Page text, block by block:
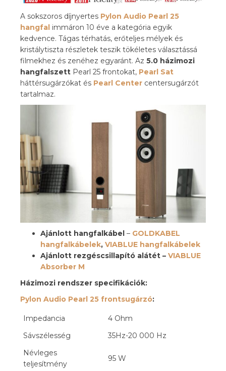
A sokszoros díjnyertes Pylon Audio Pearl 25
hangfal immáron 10 éve a kategória egyik
kedvence. Tágas térhatás, erőteljes mélyek és
kristálytiszta részletek teszik tökéletes választássá
filmekhez és zenéhez egyaránt. Az 5.0 házimozi
hangfalszett Pearl 25 frontokat, Pearl Sat
háttérsugárzókat és Pearl Center centersugárzót
tartalmaz.
Ajánlott hangfalkábel – GOLDKABEL
hangfalkábelek, VIABLUE hangfalkábelek
Ajánlott rezgéscsillapító alátét – VIABLUE
Absorber M
Házimozi rendszer specifikációk:
Pylon Audio Pearl 25 frontsugárzó:
Impedancia
4 Ohm
Sávszélesség
35Hz-20 000 Hz
Névleges
teljesítmény
95 W